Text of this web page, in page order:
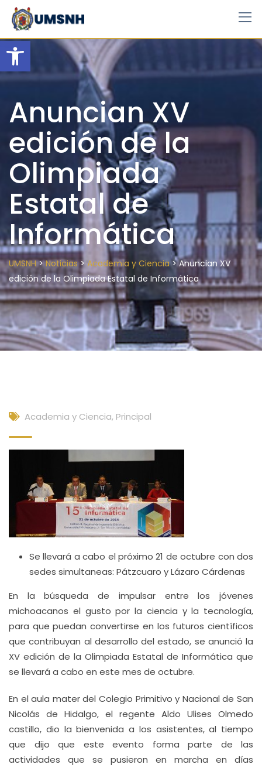
Open toolbar
Skip
content
Anuncian XV
edición de la
Olimpiada
Estatal de
Informática
UMSNH>Noticias> Academia y Ciencia>Anuncian XV
edición de la Olimpiada Estatal de Informática
Academia y Ciencia, Principal
Se llevará a cabo el próximo 21 de octubre con dos
sedes simultaneas: Pátzcuaro y Lázaro Cárdenas
En la búsqueda de impulsar entre los jóvenes
michoacanos el gusto por la ciencia y la tecnología,
para que puedan convertirse en los futuros científicos
que contribuyan al desarrollo del estado, se anunció la
XV edición de la Olimpiada Estatal de Informática que
se llevará a cabo en este mes de octubre.
En el aula mater del Colegio Primitivo y Nacional de San
Nicolás de Hidalgo, el regente Aldo Ulises Olmedo
castillo, dio la bienvenida a los asistentes, al tiempo
que dijo que este evento forma parte de las
actividades que se pusieron en marcha en días